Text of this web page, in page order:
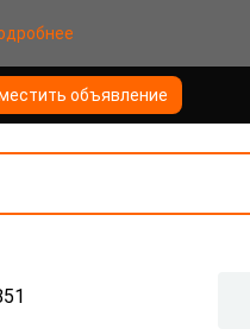
объявление